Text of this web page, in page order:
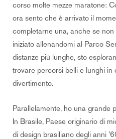
corso molte mezze maratone:
ora sento che è arrivato il
completarne una, anche se
iniziato allenandomi al Parco
distanze più lunghe, sto
trovare percorsi belli e lunghi in
divertimento.
Parallelamente, ho una grande
In Brasile, Paese originario di
di design brasiliano degli anni